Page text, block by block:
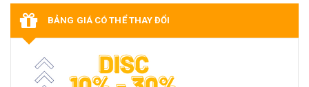
BẢNG GIÁ CÓ THỂ THAY ĐỔI